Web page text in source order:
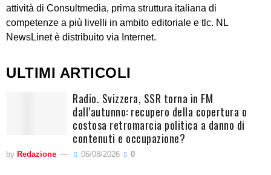
attività di Consultmedia, prima struttura italiana di
competenze a più livelli in ambito editoriale e tlc. NL
NewsLinet è distribuito via Internet.
ULTIMI ARTICOLI
Radio. Svizzera, SSR torna in FM
dall’autunno: recupero della copertura o
costosa retromarcia politica a danno di
contenuti e occupazione?
by Redazione 06/08/2026 0